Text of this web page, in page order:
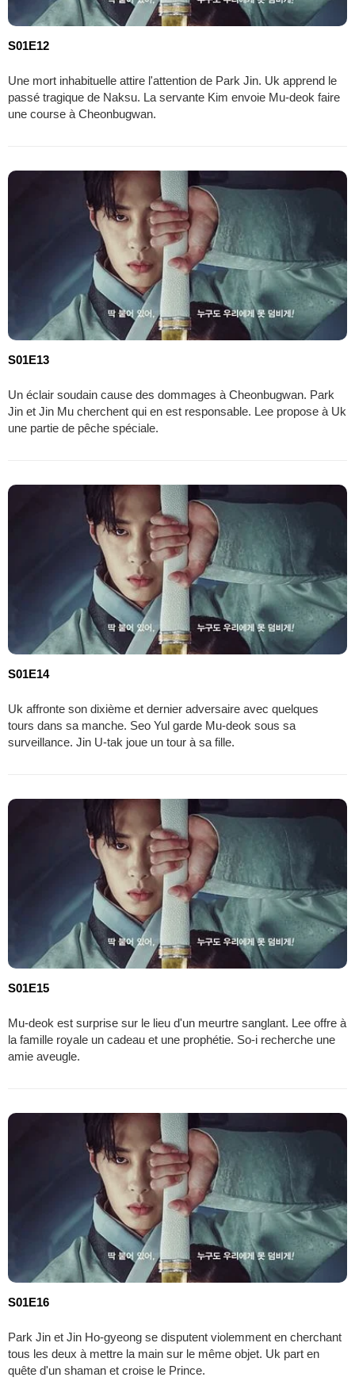
S01E12
Une mort inhabituelle attire l'attention de Park Jin. Uk apprend le
passé tragique de Naksu. La servante Kim envoie Mu-deok faire
une course à Cheonbugwan.
S01E13
Un éclair soudain cause des dommages à Cheonbugwan. Park
Jin et Jin Mu cherchent qui en est responsable. Lee propose à Uk
une partie de pêche spéciale.
S01E14
Uk affronte son dixième et dernier adversaire avec quelques
tours dans sa manche. Seo Yul garde Mu-deok sous sa
surveillance. Jin U-tak joue un tour à sa fille.
S01E15
Mu-deok est surprise sur le lieu d'un meurtre sanglant. Lee offre à
la famille royale un cadeau et une prophétie. So-i recherche une
amie aveugle.
S01E16
Park Jin et Jin Ho-gyeong se disputent violemment en cherchant
tous les deux à mettre la main sur le même objet. Uk part en
quête d'un shaman et croise le Prince.